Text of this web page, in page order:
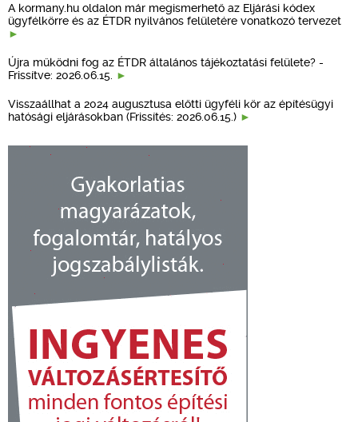
A kormany.hu oldalon már megismerhető az Eljárási kódex
ügyfélkörre és az ÉTDR nyilvános felületére vonatkozó tervezet
Újra működni fog az ÉTDR általános tájékoztatási felülete? -
Frissítve: 2026.06.15.
Visszaállhat a 2024 augusztusa előtti ügyféli kör az építésügyi
hatósági eljárásokban (Frissítés: 2026.06.15.)